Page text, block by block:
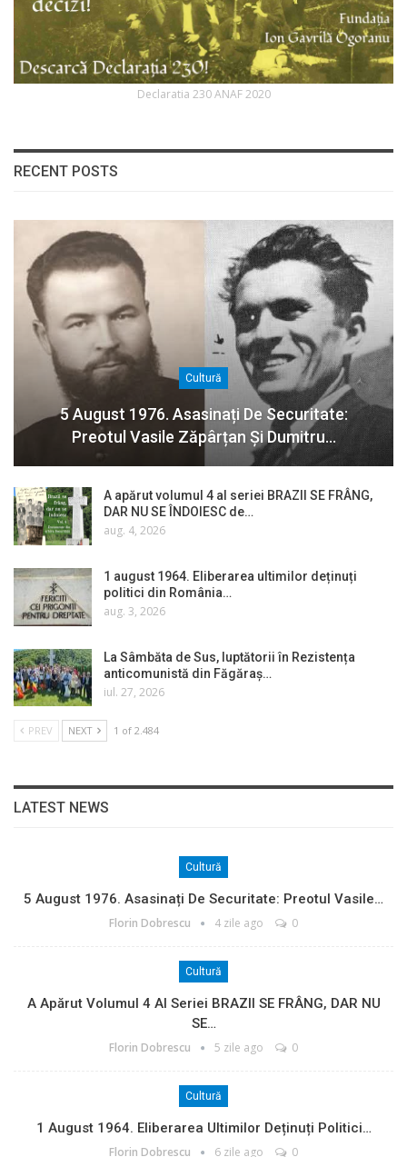
Declaratia 230 ANAF 2020
RECENT POSTS
Cultură
5 August 1976. Asasinați De Securitate:
Preotul Vasile Zăpârțan Și Dumitru…
A apărut volumul 4 al seriei BRAZII SE FRÂNG,
DAR NU SE ÎNDOIESC de…
aug. 4, 2026
1 august 1964. Eliberarea ultimilor deținuți
politici din România…
aug. 3, 2026
La Sâmbăta de Sus, luptătorii în Rezistența
anticomunistă din Făgăraș…
iul. 27, 2026
PREV NEXT 1 of 2.484
LATEST NEWS
Cultură
5 August 1976. Asasinați De Securitate: Preotul Vasile…
Florin Dobrescu 4 zile ago 0
Cultură
A Apărut Volumul 4 Al Seriei BRAZII SE FRÂNG, DAR NU
SE…
Florin Dobrescu 5 zile ago 0
Cultură
1 August 1964. Eliberarea Ultimilor Deținuți Politici…
Florin Dobrescu 6 zile ago 0